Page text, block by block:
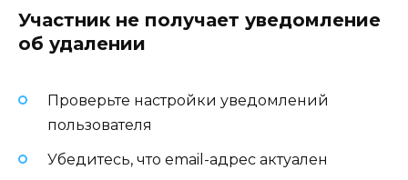
Участник не получает уведомление
об удалении
Проверьте настройки уведомлений
пользователя
Убедитесь, что email-адрес актуален